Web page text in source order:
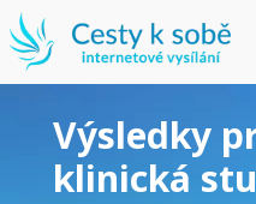
Výsledky
klinická